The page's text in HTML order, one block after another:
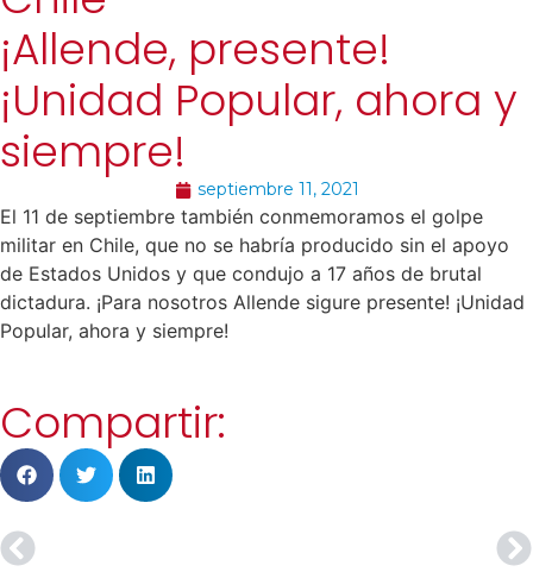
¡Allende, presente!
¡Unidad Popular, ahora y
siempre!
septiembre 11, 2021
El 11 de septiembre también conmemoramos el golpe
militar en Chile, que no se habría producido sin el apoyo
de Estados Unidos y que condujo a 17 años de brutal
dictadura. ¡Para nosotros Allende sigure presente! ¡Unidad
Popular, ahora y siempre!
Compartir: